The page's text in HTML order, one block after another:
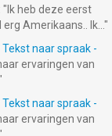
: " Ik heb deze eerst
Amerikaans.. Ik... "
Tekst naar spraak -
ervaringen van
Tekst naar spraak -
ervaringen van